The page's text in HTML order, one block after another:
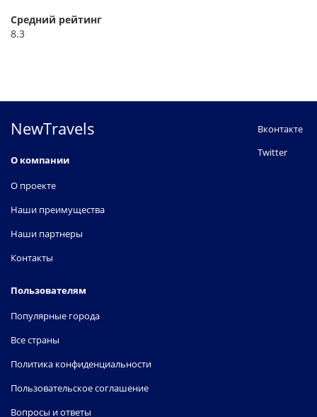
Средний рейтинг
8.3
NewTravels
О компании
О проекте
Наши преимущества
Наши партнеры
Контакты
Пользователям
Популярные города
Все страны
Политика конфиденциальности
Пользовательское соглашение
Вопросы и ответы
Вконтакте
Twitter